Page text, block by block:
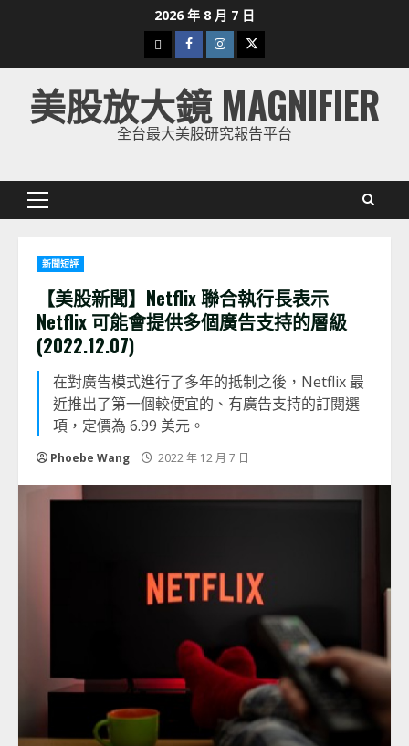
2026 年 8 月 7 日
下
載
美
股
Facebook
Instagram
Twitter
美股放大鏡 MAGNIFIER
全台最大美股研究報告平台
Primary
新聞短評
【美股新聞】Netflix 聯合執行長表示
Netflix 可能會提供多個廣告支持的層級
(2022.12.07)
在對廣告模式進行了多年的抵制之後，Netflix 最
近推出了第一個較便宜的、有廣告支持的訂閱選
項，定價為 6.99 美元。
Phoebe Wang 2022 年 12 月 7 日